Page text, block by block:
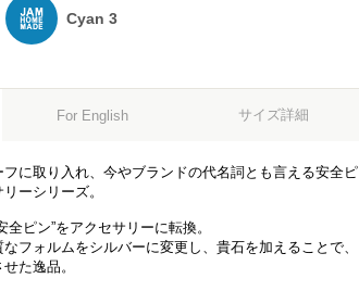
Cyan 3
For English サイズ詳細
に取り入れ、今やブランドの代名詞とも言える安全ピ
ーシリーズ。
ピン”をアクセサリーに転換。
フォルムをシルバーに変更し、貴石を加えることで、
た逸品。